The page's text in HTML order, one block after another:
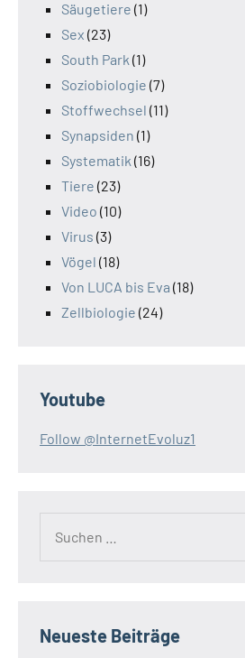
Säugetiere (1)
Sex (23)
South Park (1)
Soziobiologie (7)
Stoffwechsel (11)
Synapsiden (1)
Systematik (16)
Tiere (23)
Video (10)
Virus (3)
Vögel (18)
Von LUCA bis Eva (18)
Zellbiologie (24)
Youtube
Follow @InternetEvoluz1
Neueste Beiträge